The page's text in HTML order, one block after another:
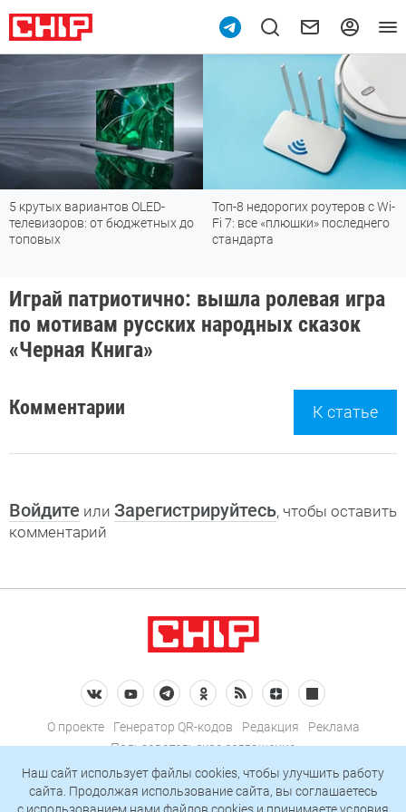
вариантов OLED-
от бюджетных до
Топ-8 недорогих роутеров с Wi-
Fi 7: все «плюшки» последнего
стандарта
Играй патриотично: вышла ролевая игра
по мотивам русских народных сказок
«Черная Книга»
Комментарии К статье
Войдите или Зарегистрируйтесь, чтобы оставить
комментарий
О проекте Генератор QR-кодов Редакция
Реклама
Пользовательское соглашение
Политика конфиденциальности
Подписаться на рассылку
Наш сайт использует файлы cookies, чтобы улучшить работу
сайта. Продолжая использование сайта, вы соглашаетесь